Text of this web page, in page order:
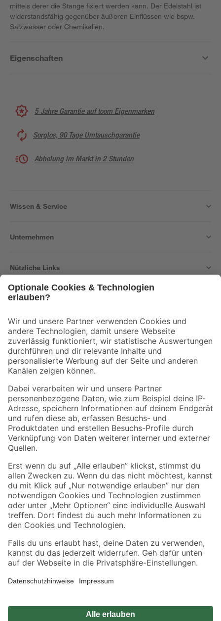
mittels derer die Stange fixiert werden kann. Der Edelstahl ist
widerstandsfähig gegenüber äußeren Einflüssen wie bspw.
Salzwasser oder Chemikalien.
Eigenschaften
5 Jahre Garantie auf toom Eigenmarken
Sorglos, 90 Tage Umtauschgarantie
Abholung im Markt in 2 Stunden
Wissen & Service
Unternehmen
Nützliche Links
Der toom Newsletter: Keine Angebote und Aktionen mehr verpassen!
Zur Newsletter Anmeldung
Folge uns
Zahlungsarten Versandarten
Sicher einkaufen
Jetzt die toom-App herunterladen
Alle Preisangaben in EUR inkl. gesetzl. MwSt.. Die dargestellten Angebote sind unter
Umständen nicht in allen Märkten verfügbar. Die angegebenen Verfügbarkeiten beziehen
Produkte nur solange der Vorrat reicht.
*Paketversand ab 59 € versandkostenfrei, gilt nicht für Artikel mit Speditionsversand, hier
Privatsphäre Impressum